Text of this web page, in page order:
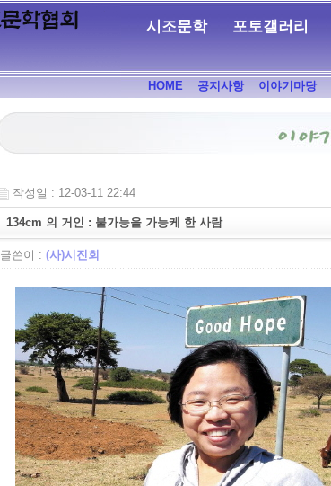
시조문학 포토갤러리
HOME 공지사항 이야기마당
작성일 : 12-03-11 22:44
134cm 의 거인 : 불가능을 가능케 한 사람
글쓴이 : (사)시진회